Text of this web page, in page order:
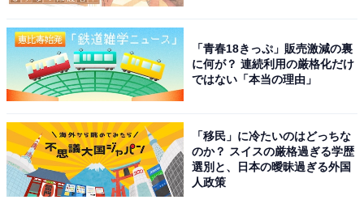
入館は完全無料で、建物の入り口デザインが貝塚市蕎原
で発掘されたアンモナイト化石をもとにデザインされて
いるのが目印。館内には、音声ガイド付きのジオラマで
再現された里山、イワシの群れを再現した魚類ディスプ
レイ、玄関のアンモナイト・化石コーナーなど見どころ
が豊富です。
「青春18きっぷ」販売激減の裏
に何が？ 連続利用の厳格化だけ
ではない「本当の理由」
「移民」に冷たいのはどっちな
のか？ スイスの厳格過ぎる学歴
選別と、日本の曖昧過ぎる外国
人政策